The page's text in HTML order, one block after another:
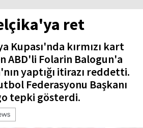
ret
Kupası'nda kırmızı kart
ABD'li Folarin Balogun'a
yaptığı itirazı reddetti.
Federasyonu Başkanı
tepki gösterdi.